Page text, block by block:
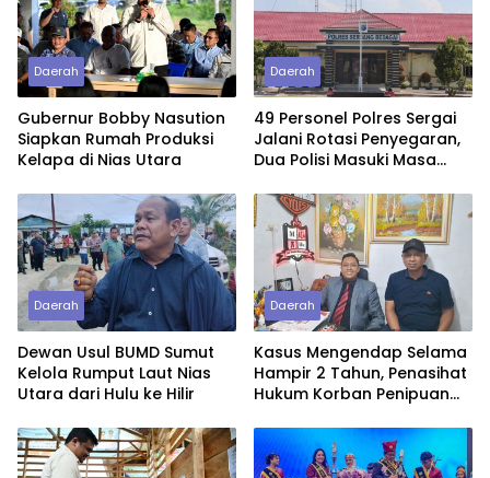
Daerah
Gubernur Bobby Nasution
Siapkan Rumah Produksi
Kelapa di Nias Utara
Daerah
49 Personel Polres Sergai
Jalani Rotasi Penyegaran,
Dua Polisi Masuki Masa
Daerah
Dewan Usul BUMD Sumut
Kelola Rumput Laut Nias
Utara dari Hulu ke Hilir
Daerah
Kasus Mengendap Selama
Hampir 2 Tahun, Penasihat
Hukum Korban Penipuan
Profesionalitas Penyidik
Polres Tebing Tinggi